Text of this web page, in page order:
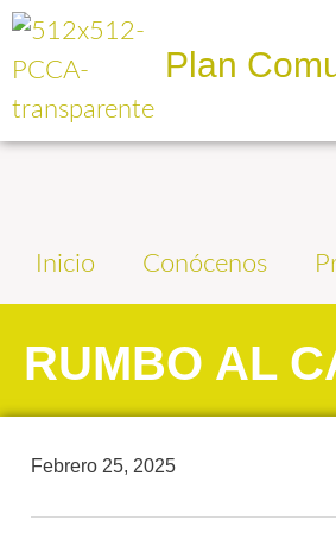
Plan
Inicio Conócenos
RUMBO AL
Febrero 25, 2025